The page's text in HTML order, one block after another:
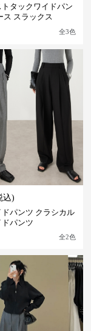
タックワイドパン
ス スラックス
全3色
込)
パンツ クラシカル
パンツ
全2色